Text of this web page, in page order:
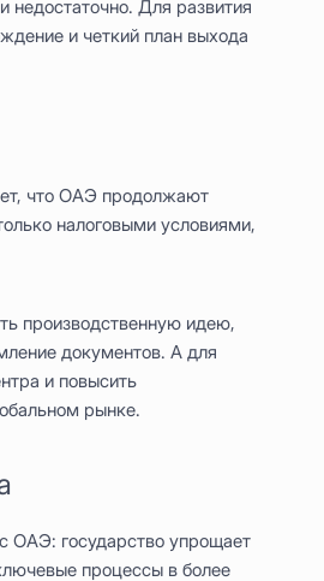
недостаточно. Для развития
и четкий план выхода
что ОАЭ продолжают
налоговыми условиями,
производственную идею,
документов. А для
и повысить
рынке.
ОАЭ: государство упрощает
процессы в более